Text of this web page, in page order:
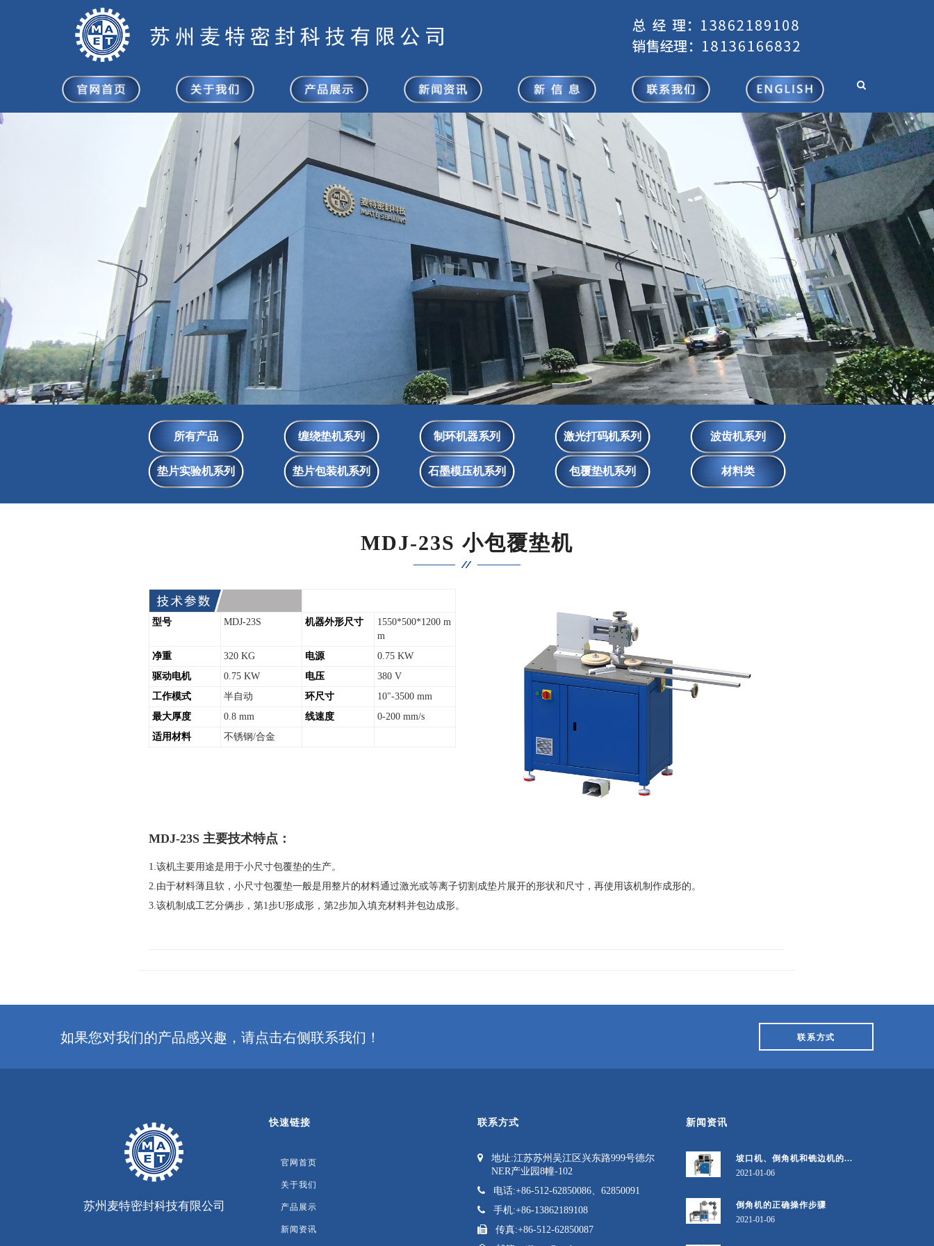
所有产品 缠绕垫机系列 制环机器系列 激光打码机系列 波齿机系列
垫片实验机系列 垫片包装机系列 石墨模压机系列 包覆垫机系列 材料类
MDJ-23S 小包覆垫机
型号 MDJ-23S 机器外形尺寸
1550*500*1200 m
m
净重
320 KG 电源
0.75 KW
驱动电机
0.75 KW 电压
380 V
工作模式
半自动 环尺寸
10"-3500 mm
最大厚度
0.8 mm 线速度
0-200 mm/s
适用材料
不锈钢/合金
MDJ-23S 主要技术特点：
1.该机主要用途是用于小尺寸包覆垫的生产。
2.由于材料薄且软，小尺寸包覆垫一般是用整片的材料通过激光或等离子切割成垫片展开的形状和尺寸，再使用该机制作成形的。
3.该机制成工艺分俩步，第1步U形成形，第2步加入填充材料并包边成形。
如果您对我们的产品感兴趣，请点击右侧联系我们！ 联系方式
苏州麦特密封科技有限公司
快速链接
官网首页
关于我们
产品展示
新闻资讯
联系方式
地址:江苏苏州吴江区兴东路999号德尔
NER产业园8幢-102
电话:+86-512-62850086、62850091
手机:+86-13862189108
传真:+86-512-62850087
新闻资讯
坡口机、倒角机和铣边机的...
2021-01-06
倒角机的正确操作步骤
2021-01-06